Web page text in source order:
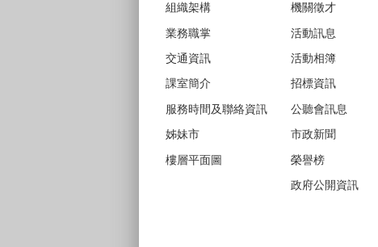
組織架構
業務職掌
交通資訊
課室簡介
服務時間及聯絡資訊
姊妹市
樓層平面圖
機關徵才
活動訊息
活動相簿
招標資訊
公聽會訊息
市政新聞
榮譽榜
政府公開資訊